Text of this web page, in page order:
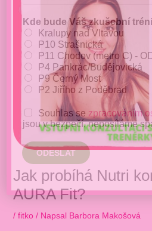
Jak probíhá Nutri
AURA Fit?
/ fitko/ Napsal Barbora Makošová
Kde bude Váš zkušební
Kralupy nad Vltavou
P10 Strašnická
P11 Chodov (metro C) -
P4 Pankrác/Budějovická
P9 Černý Most
P2 Jiřího z Poděbrad
Souhlas se zpracováním
jsou v bezpečí, neposíláme
ODESLAT